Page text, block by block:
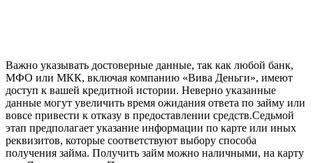
Важно указывать достоверные данные, так как любой банк,
МФО или МКК, включая компанию «Вива Деньги», имеют
доступ к вашей кредитной истории. Неверно указанные
данные могут увеличить время ожидания ответа по займу или
вовсе привести к отказу в предоставлении средств.Седьмой
этап предполагает указание информации по карте или иных
реквизитов, которые соответствуют выбору способа
получения займа. Получить займ можно наличными, на карту